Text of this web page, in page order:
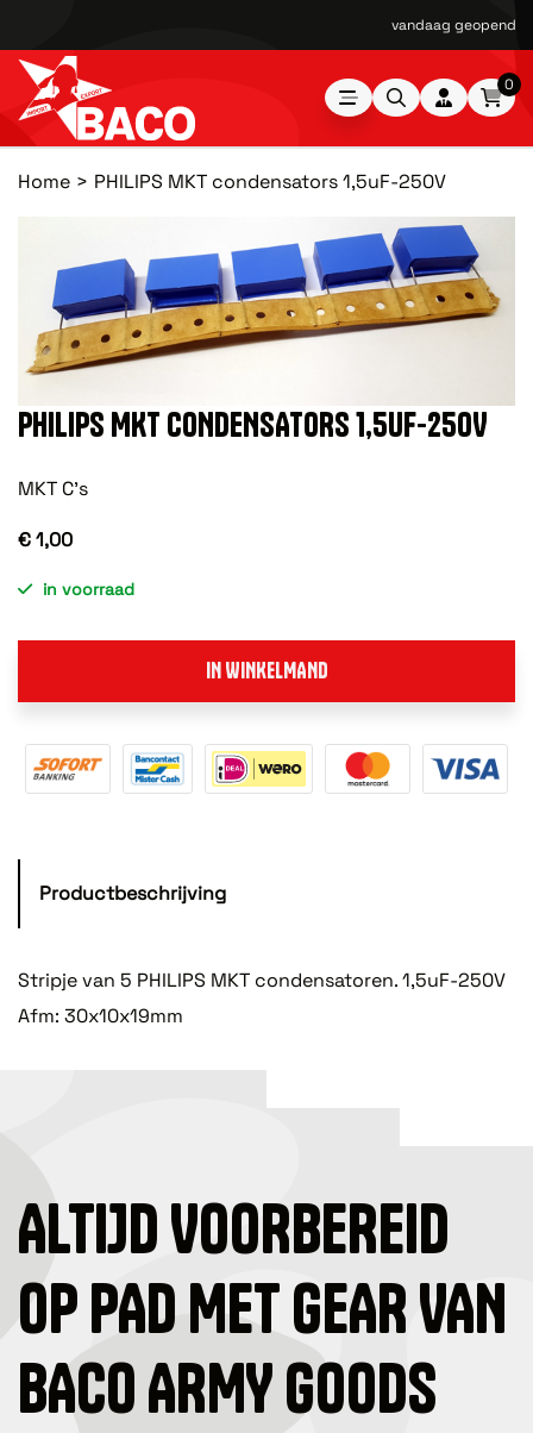
vandaag geopend
0
Home PHILIPS MKT condensators 1,5uF-250V
PHILIPS MKT CONDENSATORS 1,5UF-250V
MKT C's
€ 1,00
in voorraad
IN WINKELMAND
Productbeschrijving
Stripje van 5 PHILIPS MKT condensatoren. 1,5uF-250V
Afm: 30x10x19mm
ALTIJD VOORBEREID
OP PAD MET GEAR VAN
BACO ARMY GOODS